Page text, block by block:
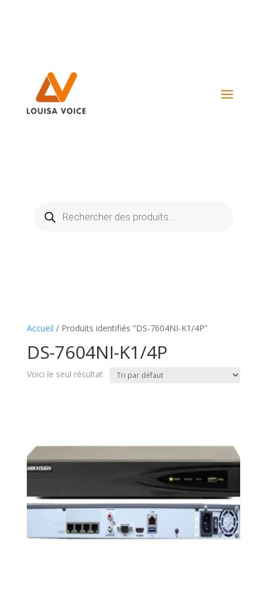
produits
Accueil / Produits identifiés “DS-7604NI-K1/4P”
DS-7604NI-K1/4P
Voici le seul résultat